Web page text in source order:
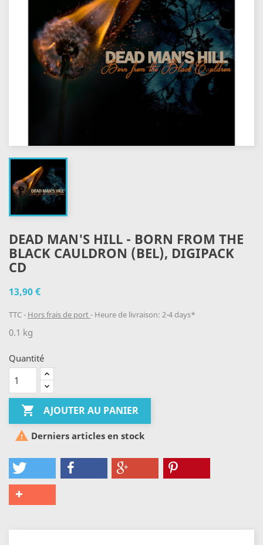
DEAD MAN'S HILL - BORN FROM THE
BLACK CAULDRON (BEL), DIGIPACK
CD
13,90 €
TTC Hors frais de port Heure de livraison: 2-4 days*
0.1 kg
Quantité
 AJOUTER AU PANIER
 Derniers articles en stock